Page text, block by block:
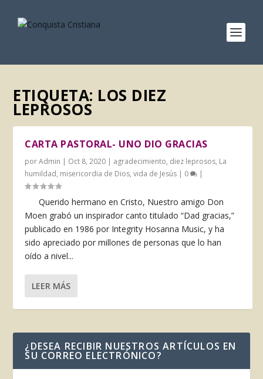
ETIQUETA: LOS DIEZ
LEPROSOS
CARTA PASTORAL- UNO DIO GRACIAS
porAdmin | Oct 8, 2020 | agradecimiento, diez leprosos, La
humildad, misericordia de Dios,vida de Jesús | 0 |
Querido hermano en Cristo, Nuestro amigo Don
Moen grabó un inspirador canto titulado “Dad gracias,”
publicado en 1986 por Integrity Hosanna Music, y ha
sido apreciado por millones de personas que lo han
oído a nivel...
LEER MÁS
¿DESEA RECIBIR NUESTROS ARTÍCULOS EN
SU CORREO ELECTRÓNICO?